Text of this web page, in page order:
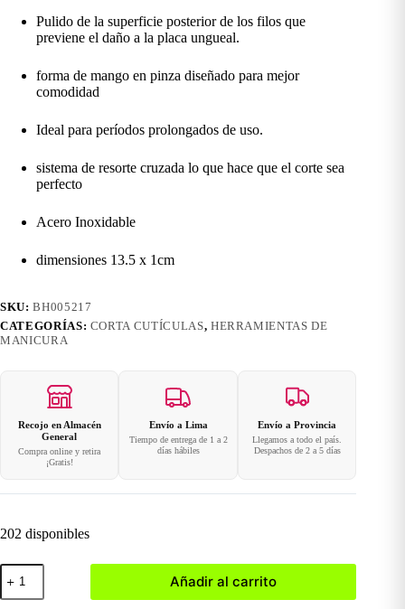
Pulido de la superficie posterior de los filos que
previene el daño a la placa ungueal.
forma de mango en pinza diseñado para mejor
comodidad
Ideal para períodos prolongados de uso.
sistema de resorte cruzada lo que hace que el corte sea
perfecto
Acero Inoxidable
dimensiones 13.5 x 1cm
SKU:BH005217
CATEGORÍAS: CORTA CUTÍCULAS, HERRAMIENTAS DE
MANICURA
Recojo en Almacén
General
Compra online y retira
¡Gratis!
Envío a Lima
Tiempo de entrega de 1 a 2
días hábiles
Envío a Provincia
Llegamos a todo el país.
Despachos de 2 a 5 días
202 disponibles
Corta
Cutícula
Alicate
Añadir al carrito